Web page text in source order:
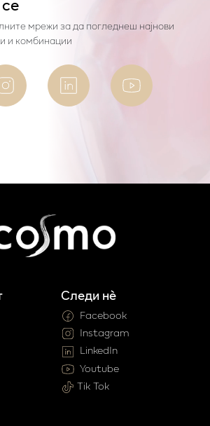
мрежи за да погледнеш најнови
и комбинации
Следи нè
Facebook
Instagram
LinkedIn
Youtube
Tik Tok